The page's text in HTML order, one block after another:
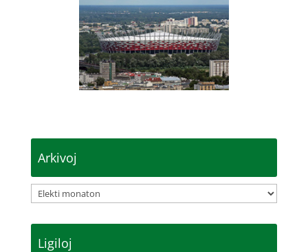
Arkivoj
Arkivoj
Ligiloj